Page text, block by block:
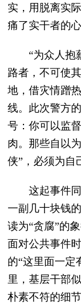
实，用脱离实
痛了实干者的
“为众人抱薪
路者，不可使
地，借灾情蹭
线。此次警方
号：你可以监
肉。那些自以
侠”，必须为自
这起事件同
一副几十块钱
读为“贪腐”的
面对公共事件
的“这里面一定
里，基层干部
朴素不符的细